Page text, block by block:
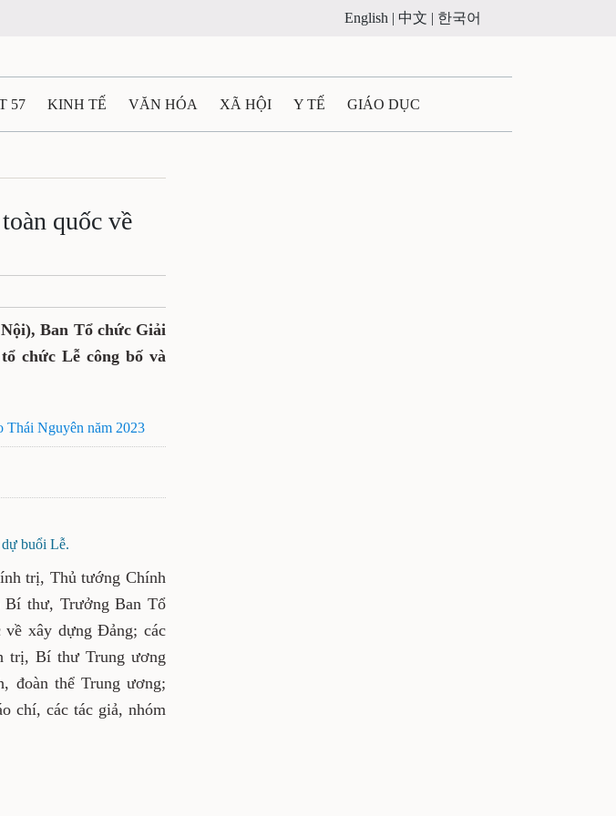
English | 中文 | 한국어
57 KINH TẾ VĂN HÓA XÃ HỘI Y TẾ GIÁO DỤC
THỂ THAO THÔNG TIN - QUẢNG CÁO
quốc về
Ban Tổ chức Giải
chức Lễ công bố và
Thái Nguyên năm 2023
buổi Lễ.
trị, Thủ tướng Chính
thư, Trưởng Ban Tổ
xây dựng Đảng; các
trị, Bí thư Trung ương
đoàn thể Trung ương;
chí, các tác giả, nhóm